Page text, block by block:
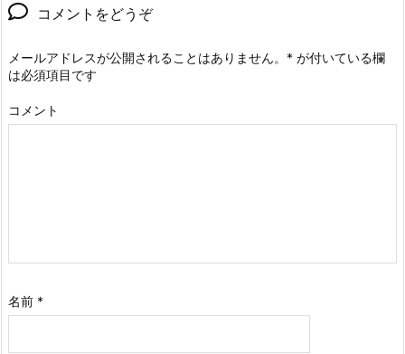
コメントをどうぞ
メールアドレスが公開されることはありません。 * が付いている欄
は必須項目です
コメント
名前 *